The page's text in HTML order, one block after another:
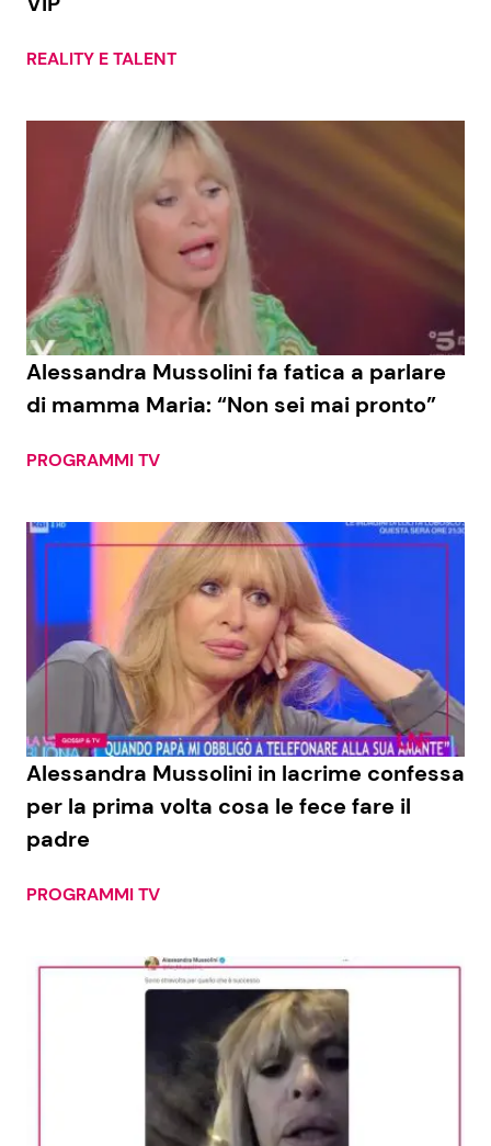
REALITY E TALENT
Alessandra Mussolini fa fatica a parlare
di mamma Maria: “Non sei mai pronto”
PROGRAMMI TV
Alessandra Mussolini in lacrime confessa
per la prima volta cosa le fece fare il
padre
PROGRAMMI TV